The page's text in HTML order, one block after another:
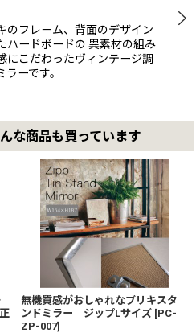
のフレーム、背面のデザイン
ハードボードの 異素材の組み
にこだわったヴィンテージ調
ーです。
な商品も買っています
無機質感がおしゃれなブリキスタ
ンドミラー ジップLサイズ [PC-
ZP-007]